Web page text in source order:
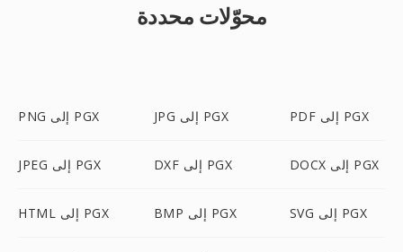
محوّلات محددة
PNG إلى PGX JPG إلى PGX PDF إلى PGX
JPEG إلى PGX DXF إلى PGX DOCX إلى PGX
HTML إلى PGX BMP إلى PGX SVG إلى PGX